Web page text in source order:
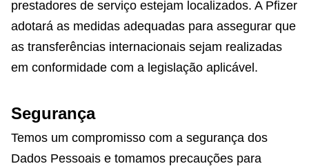
prestadores de serviço estejam localizados. A Pfizer
adotará as medidas adequadas para assegurar que
as transferências internacionais sejam realizadas
em conformidade com a legislação aplicável.
Segurança
Temos um compromisso com a segurança dos
Dados Pessoais e tomamos precauções para